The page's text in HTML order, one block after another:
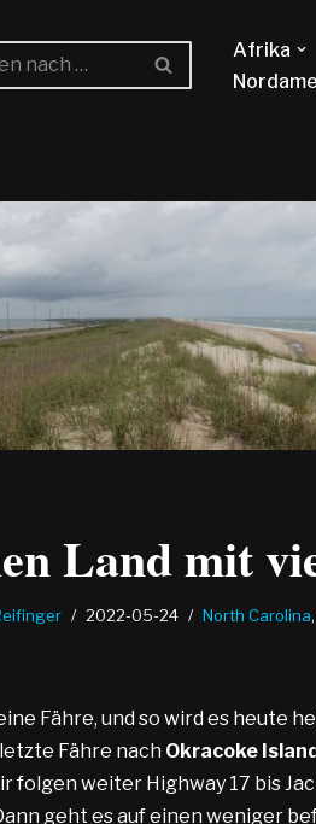
Afrika
Land mit
2022-05-24 North Carolina,
Fähre, und so wird es heute
Fähre nach Okracoke
folgen weiter Highway 17 bis
geht es auf einen weniger